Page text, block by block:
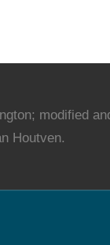
modified
Houtven.